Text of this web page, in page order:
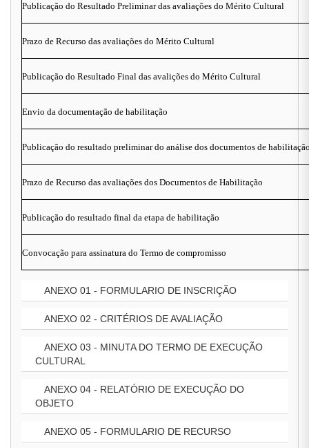
Publicação do Resultado Preliminar das avaliações do Mérito Cultural
Prazo de Recurso das avaliações do Mérito Cultural
Publicação do Resultado Final das avalições do Mérito Cultural
Envio da documentação de habilitação
Publicação do resultado preliminar do análise dos documentos de
Prazo de Recurso das avaliações dos Documentos de Habilitação
Publicação do resultado final da etapa de habilitação
Convocação para assinatura do Termo de compromisso
ANEXO 01 - FORMULARIO DE INSCRIÇÃO
ANEXO 02 - CRITÉRIOS DE AVALIAÇÃO
ANEXO 03 - MINUTA DO TERMO DE EXECUÇÃO
CULTURAL
ANEXO 04 - RELATÓRIO DE EXECUÇÃO DO
OBJETO
ANEXO 05 - FORMULARIO DE RECURSO